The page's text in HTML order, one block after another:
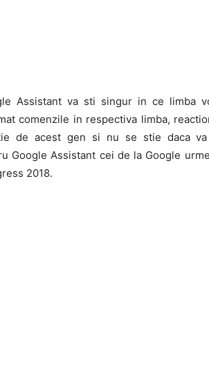
Assistant va sti singur in ce limba
comenzile in respectiva limba,
de acest gen si nu se stie daca
Google Assistant cei de la Google
2018.